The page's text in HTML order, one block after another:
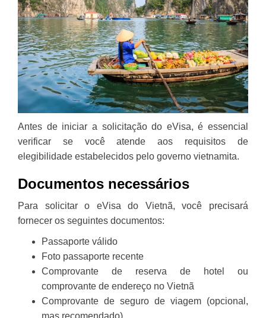
Antes de iniciar a solicitação do eVisa, é essencial
verificar se você atende aos requisitos de
elegibilidade estabelecidos pelo governo vietnamita.
Documentos necessários
Para solicitar o eVisa do Vietnã, você precisará
fornecer os seguintes documentos:
Passaporte válido
Foto passaporte recente
Comprovante de reserva de hotel ou
comprovante de endereço no Vietnã
Comprovante de seguro de viagem (opcional,
mas recomendado)